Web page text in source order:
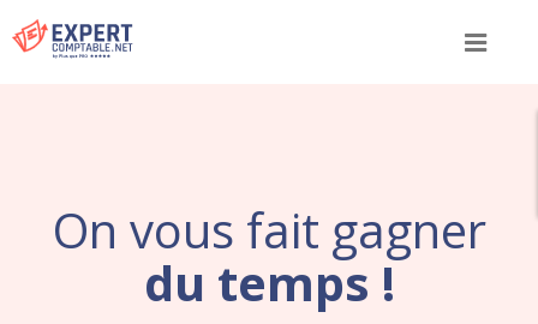
Menu
On vous fait gagner
du temps !